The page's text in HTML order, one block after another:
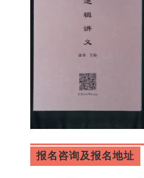
报名咨询及报名地址